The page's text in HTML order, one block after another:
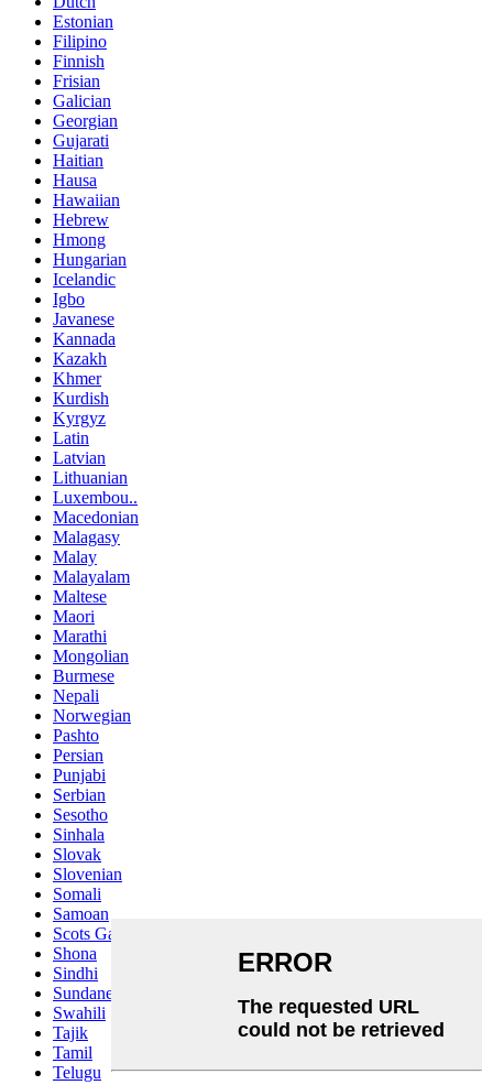
Estonian
Filipino
Finnish
Frisian
Galician
Georgian
Gujarati
Haitian
Hausa
Hawaiian
Hebrew
Hmong
Hungarian
Icelandic
Igbo
Javanese
Kannada
Kazakh
Khmer
Kurdish
Kyrgyz
Latin
Latvian
Lithuanian
Luxembou..
Macedonian
Malagasy
Malay
Malayalam
Maltese
Maori
Marathi
Mongolian
Burmese
Nepali
Norwegian
Pashto
Persian
Punjabi
Serbian
Sesotho
Sinhala
Slovak
Slovenian
Somali
Samoan
Scots Gaelic
Shona
Sindhi
Sundanese
Swahili
Tajik
Tamil
Telugu